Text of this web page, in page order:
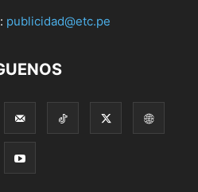
publicidad@etc.pe